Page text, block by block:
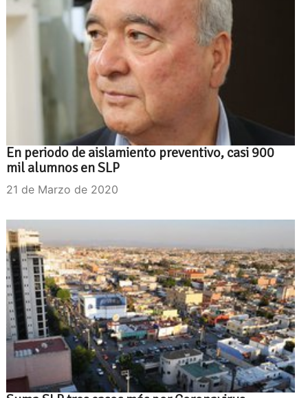
En periodo de aislamiento preventivo, casi 900
mil alumnos en SLP
21 de Marzo de 2020